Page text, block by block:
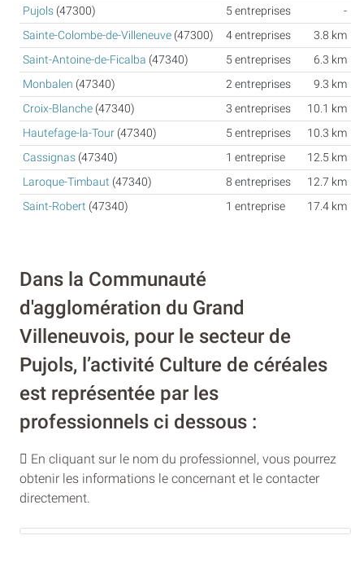
Pujols (47300) 5 entreprises
-
Sainte-Colombe-de-Villeneuve (47300) 4 entreprises
3.8 km
Saint-Antoine-de-Ficalba (47340) 5 entreprises
6.3 km
Monbalen (47340) 2 entreprises
9.3 km
Croix-Blanche (47340) 3 entreprises
10.1 km
Hautefage-la-Tour (47340) 5 entreprises
10.3 km
Cassignas (47340) 1 entreprise
12.5 km
Laroque-Timbaut (47340) 8 entreprises
12.7 km
Saint-Robert (47340) 1 entreprise 17.4 km
Dans la Communauté
d'agglomération du Grand
Villeneuvois, pour le secteur de
Pujols, l’activité Culture de céréales
est représentée par les
professionnels ci dessous :
En cliquant sur le nom du professionnel, vous pourrez
obtenir les informations le concernant et le contacter
directement.